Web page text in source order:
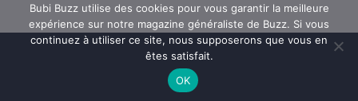
Bubi Buzz utilise des cookies pour vous garantir la meilleure
expérience sur notre magazine généraliste de Buzz. Si vous
continuez à utiliser ce site, nous supposerons que vous en
êtes satisfait.
OK